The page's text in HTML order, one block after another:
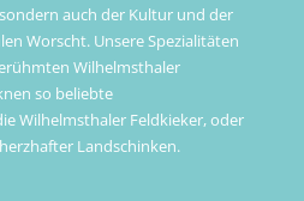
auch der Kultur und der
Worscht. Unsere Spezialitäten
Wilhelmsthaler
so beliebte
Wilhelmsthaler Feldkieker, oder
Landschinken.